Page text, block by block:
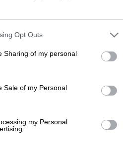
app uses one or more Google
including but not limited to
tags to use your data for below
section.
Opt Outs
Sharing of my personal
Sale of my Personal
my Personal